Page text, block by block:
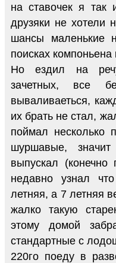
на ставочек я так
друзяки не хотели
шансы маленькие
поисках компоньена
Но ездил на
зачетных, все
вываливаеться,
их брать не стал,
поймал несколько
шуршавые,
выпускал
недавно узнал
летняя, а 7 летняя
жалко такую
этому домой
стандартные с
220го поеду в